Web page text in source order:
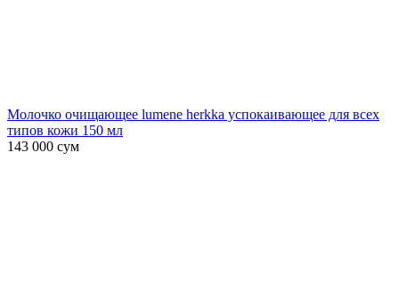
Молочко очищающее lumene herkka успокаивающее для всех
типов кожи 150 мл
143 000 сум